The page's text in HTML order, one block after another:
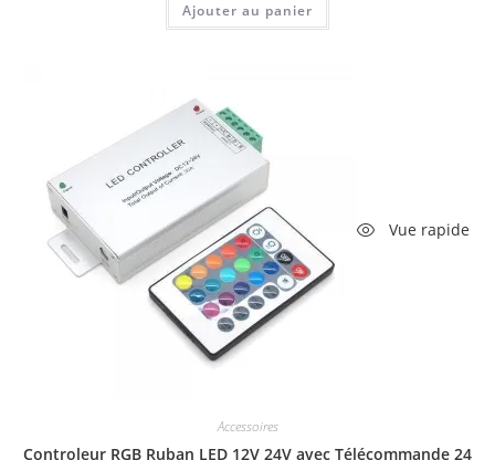
Ajouter au panier
Vue rapide
Accessoires
Controleur RGB Ruban LED 12V 24V avec Télécommande 24